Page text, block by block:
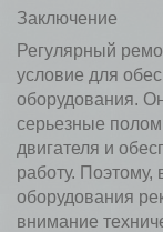
Заключение
Регулярный
условие для
оборудования.
серьезные
двигателя и
работу. Поэтому,
оборудования
внимание